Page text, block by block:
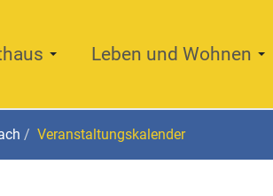
Leben und Wohnen
Veranstaltungskalender